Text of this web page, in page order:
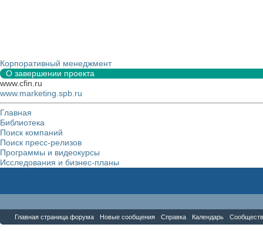
Корпоративный менеджмент
О завершении проекта
www.cfin.ru
www.marketing.spb.ru
Главная
Библиотека
Поиск компаний
Поиск пресс-релизов
Программы и видеокурсы
Исследования и бизнес-планы
Главная страница форума Новые сообщения Справка Календарь